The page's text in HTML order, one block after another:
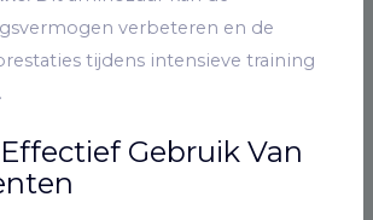
verbeteren en de
tijdens intensieve training
Gebruik Van